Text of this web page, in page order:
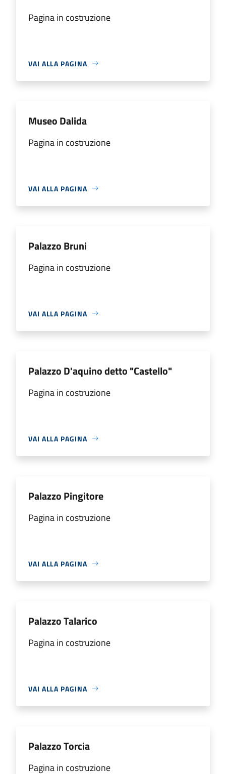
Pagina in costruzione
VAI ALLA PAGINA
Museo Dalida
Pagina in costruzione
VAI ALLA PAGINA
Palazzo Bruni
Pagina in costruzione
VAI ALLA PAGINA
Palazzo D'aquino detto "Castello"
Pagina in costruzione
VAI ALLA PAGINA
Palazzo Pingitore
Pagina in costruzione
VAI ALLA PAGINA
Palazzo Talarico
Pagina in costruzione
VAI ALLA PAGINA
Palazzo Torcia
Pagina in costruzione